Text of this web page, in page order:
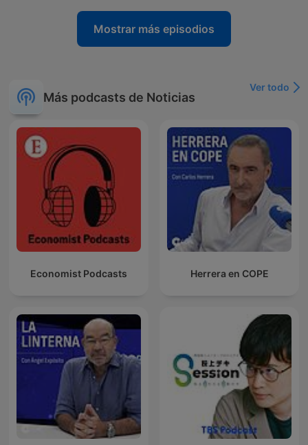
Mostrar más episodios
Más podcasts de Noticias
Ver todo
Economist Podcasts Herrera en COPE